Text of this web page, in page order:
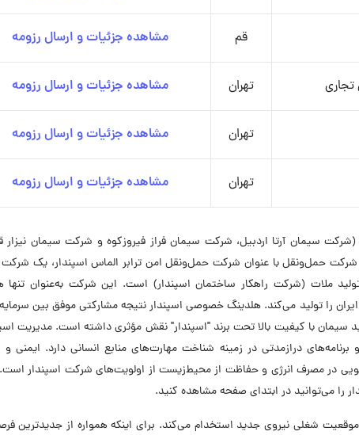
قم مشاهده جزئیات و ارسال رزومه
تهران مشاهده جزئیات و ارسال رزومه
تهران مشاهده جزئیات و ارسال رزومه
تهران مشاهده جزئیات و ارسال رزومه
سیمان آرتا اردبیل، شرکت سیمان فراز فیروزکوه و شرکت سیمان نیزار
حمل‌ونقل با عنوان شرکت حمل‌ونقل امن ترابر الماس اسپندار، یک شرکت
ملات (شرکت راهکار ساختمان اسپندار) است. این شرکت به‌عنوان تنها
را تولید می‌کند. هلدینگ خصوصی اسپندار نتیجه مشارکتی موفق بین
سیمان با کیفیت بالا تحت برند "اسپندار" نقش مؤثری داشته است. مدیریت
و برنامه‌های درازمدتی در زمینه شناخت مهارت‌های منابع انسانی دارد. ایمنی
در مصرف انرژی و حفاظت از محیط‌زیست از اولویت‌های شرکت اسپندار
می‌توانید در ابتدای صفحه مشاهده کنید.
شرکت صنایع عمران اسپندار در حال حاضر در ۵ موقعیت شغلی نیروی جدید استخدام می‌کند. برای اینکه همواره از